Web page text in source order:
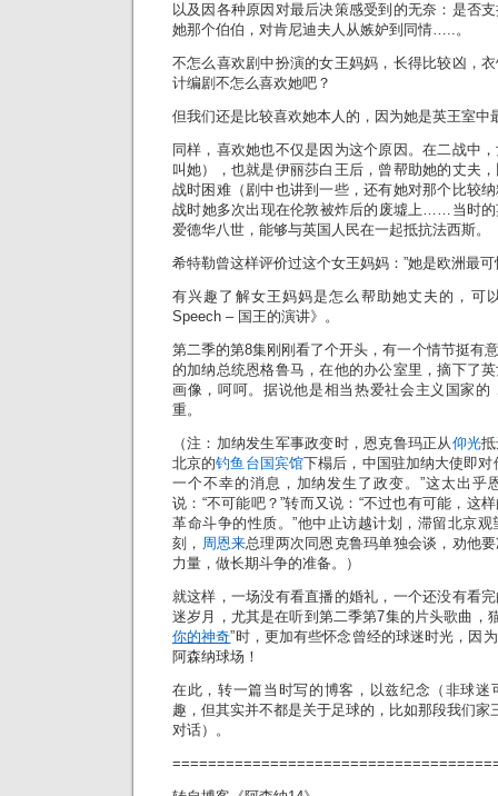
以及因各种原因对最后决策感受到的无奈：是否
她那个伯伯，对肯尼迪夫人从嫉妒到同情…..。
不怎么喜欢剧中扮演的女王妈妈，长得比较凶，
计编剧不怎么喜欢她吧？
但我们还是比较喜欢她本人的，因为她是英王室中
同样，喜欢她也不仅是因为这个原因。在二战中
叫她），也就是伊丽莎白王后，曾帮助她的丈夫
战时困难（剧中也讲到一些，还有她对那个比较
战时她多次出现在伦敦被炸后的废墟上……当时的
爱德华八世，能够与英国人民在一起抵抗法西斯。
希特勒曾这样评价过这个女王妈妈：”她是欧洲最可
有兴趣了解女王妈妈是怎么帮助她丈夫的，可
Speech – 国王的演讲》。
第二季的第8集刚刚看了个开头，有一个情节挺有
的加纳总统恩格鲁马，在他的办公室里，摘下了
画像，呵呵。据说他是相当热爱社会主义国家的
重。
（注：加纳发生军事政变时，恩克鲁玛正从仰光
北京的钓鱼台国宾馆下榻后，中国驻加纳大使即
一个不幸的消息，加纳发生了政变。”这太出乎
说：“不可能吧？”转而又说：“不过也有可能，这
革命斗争的性质。”他中止访越计划，滞留北京
刻， 周恩来总理两次同恩克鲁玛单独会谈，劝他
力量，做长期斗争的准备。）
就这样，一场没有看直播的婚礼，一个还没有看
迷岁月，尤其是在听到第二季第7集的片头歌曲，
你的神奇”时，更加有些怀念曾经的球迷时光，因
阿森纳球场！
在此，转一篇当时写的博客，以兹纪念（非球迷
趣，但其实并不都是关于足球的，比如那段我们家
对话）。